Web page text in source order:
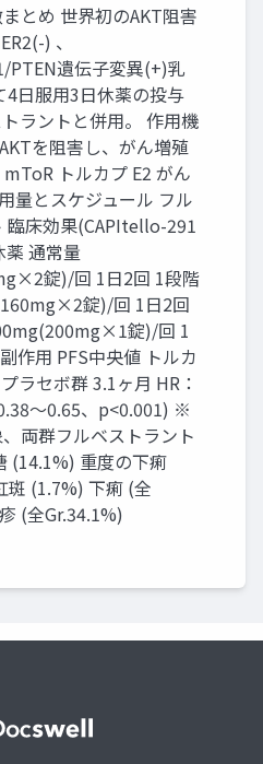
とめ 世界初のAKT阻害
) 、
PTEN遺伝子変異(+)乳
4日服用3日休薬の投与
ラントと併用。 作用機
を阻害し、がん増殖
トルカプ E2 がん
量とスケジュール フル
臨床効果(CAPItello-291
通常量
錠)/回 1日2回 1段階
錠)/回 1日2回
錠)/回 1
作用 PFS中央値 トルカ
ラセボ群 3.1ヶ月 HR：
～0.65、p<0.001) ※
両群フルベストラント
(14.1%) 重度の下痢
斑 (1.7%) 下痢 (全
(全Gr.34.1%)